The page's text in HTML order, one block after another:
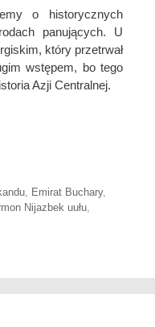
o historycznych
panujących. U
który przetrwał
wstępem, bo tego
Azji Centralnej.
Emirat Buchary,
Nijazbek uułu